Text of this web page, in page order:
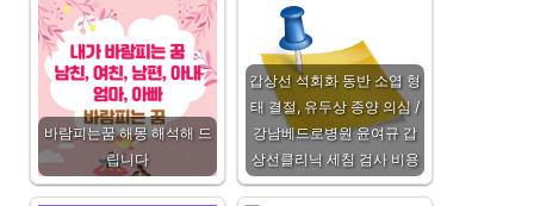
바람피는꿈 해몽 해석해 드
립니다
갑상선 석회화 동반 소엽 형
태 결절, 유두상 종양 의심 /
강남베드로병원 윤여규 갑
상선클리닉 세침 검사 비용